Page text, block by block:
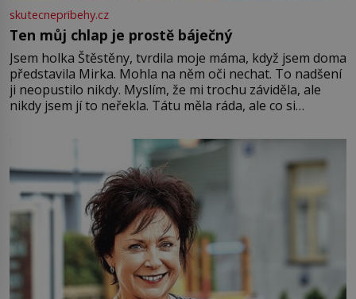
skutecnepribehy.cz
Ten můj chlap je prostě báječný
Jsem holka Štěstěny, tvrdila moje máma, když jsem doma
představila Mirka. Mohla na něm oči nechat. To nadšení
ji neopustilo nikdy. Myslím, že mi trochu záviděla, ale
nikdy jsem jí to neřekla. Tátu měla ráda, ale co si
Jsme spolu moc rádi Tehdy byla jiná doba, když